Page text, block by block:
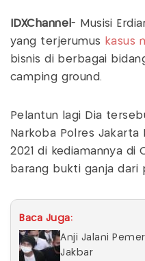
IDXChannel- Musisi
yang terjerumus
kasus
bisnis di berbagai
camping ground.
Pelantun lagi Dia
Narkoba Polres Jakarta
2021 di kediamannya di
barang bukti ganja dari
Baca Juga:
Anji Jalani
Jakbar